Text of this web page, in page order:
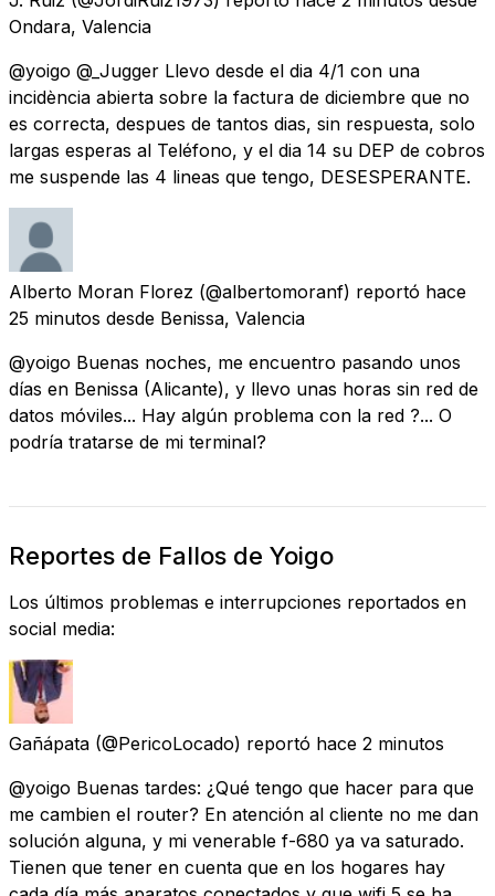
Ondara, Valencia
@yoigo @_Jugger Llevo desde el dia 4/1 con una
incidència abierta sobre la factura de diciembre que no
es correcta, despues de tantos dias, sin respuesta, solo
largas esperas al Teléfono, y el dia 14 su DEP de cobros
me suspende las 4 lineas que tengo, DESESPERANTE.
Alberto Moran Florez (@albertomoranf) reportó hace
25 minutos desde Benissa, Valencia
@yoigo Buenas noches, me encuentro pasando unos
días en Benissa (Alicante), y llevo unas horas sin red de
datos móviles... Hay algún problema con la red ?... O
podría tratarse de mi terminal?
Reportes de Fallos de Yoigo
Los últimos problemas e interrupciones reportados en
social media:
Gañápata (@PericoLocado) reportó hace 2 minutos
@yoigo Buenas tardes: ¿Qué tengo que hacer para que
me cambien el router? En atención al cliente no me dan
solución alguna, y mi venerable f-680 ya va saturado.
Tienen que tener en cuenta que en los hogares hay